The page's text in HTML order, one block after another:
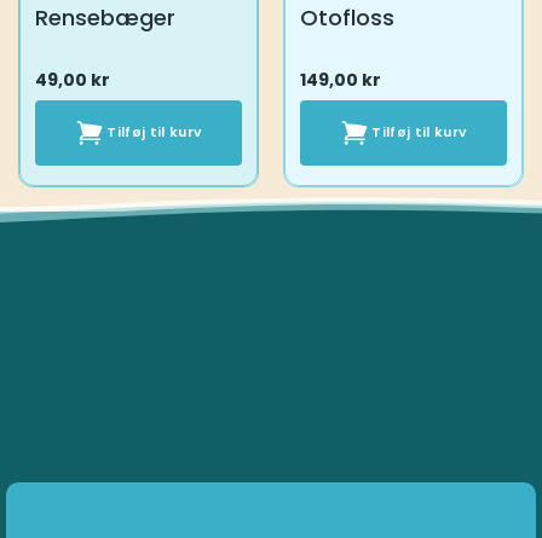
Rensebæger
49,00 kr
Tilføj til kurv
Otofloss
149,00 kr
Tilføj til kurv